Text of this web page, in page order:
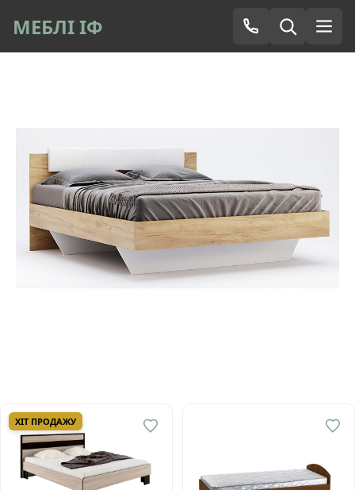
МЕБЛІ ІФ
ХІТ ПРОДАЖУ